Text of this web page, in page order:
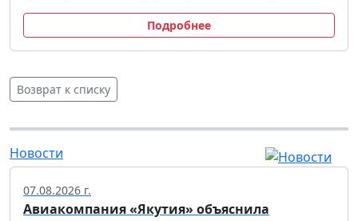
Подробнее
Возврат к списку
Новости
07.08.2026 г.
Авиакомпания «Якутия» объяснила